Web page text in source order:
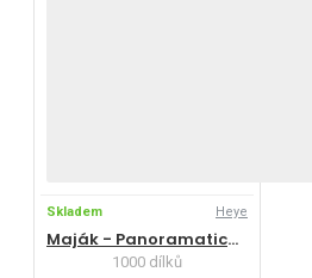
Skladem Heye
Maják - Panoramatické puzzle
1000 dílků